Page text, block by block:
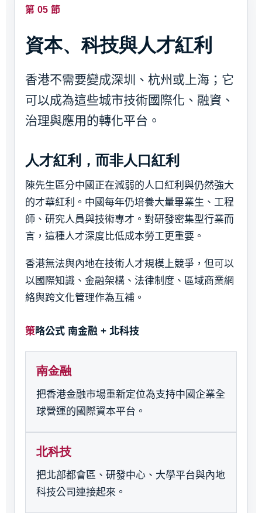
第 05 節
資本、科技與人才紅利
香港不需要變成深圳、杭州或上海；它
可以成為這些城市技術國際化、融資、
治理與應用的轉化平台。
人才紅利，而非人口紅利
陳先生區分中國正在減弱的人口紅利與仍然強大
的才華紅利。中國每年仍培養大量畢業生、工程
師、研究人員與技術專才。對研發密集型行業而
言，這種人才深度比低成本勞工更重要。
香港無法與內地在技術人才規模上競爭，但可以
以國際知識、金融架構、法律制度、區域商業網
絡與跨文化管理作為互補。
策略公式 南金融 + 北科技
南金融
把香港金融市場重新定位為支持中國企業全
球營運的國際資本平台。
北科技
把北部都會區、研發中心、大學平台與內地
科技公司連接起來。